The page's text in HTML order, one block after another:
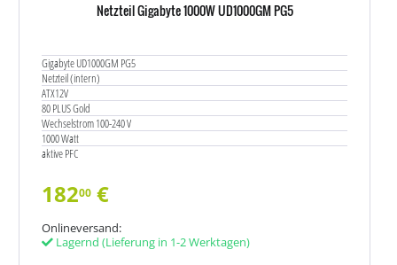
Netzteil Gigabyte 1000W UD1000GM PG5
Gigabyte UD1000GM PG5
Netzteil (intern)
ATX12V
80 PLUS Gold
Wechselstrom 100-240 V
1000 Watt
aktive PFC
18200 €
Onlineversand:
Lagernd (Lieferung in 1-2 Werktagen)